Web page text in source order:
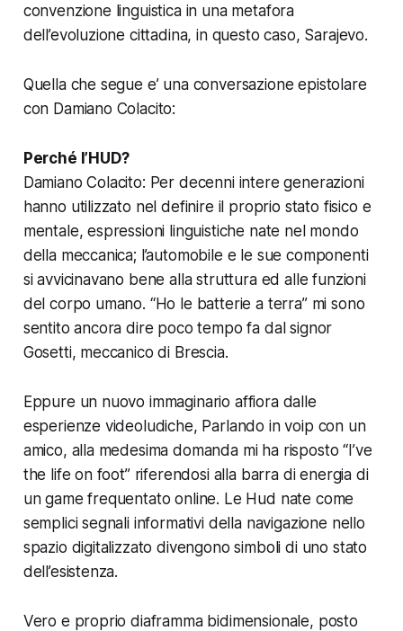
convenzione linguistica in una metafora
dell’evoluzione cittadina, in questo caso, Sarajevo.
Quella che segue e’ una conversazione epistolare
con Damiano Colacito:
Perché l’HUD?
Damiano Colacito: Per decenni intere generazioni
hanno utilizzato nel definire il proprio stato fisico e
mentale, espressioni linguistiche nate nel mondo
della meccanica; l’automobile e le sue componenti
si avvicinavano bene alla struttura ed alle funzioni
del corpo umano. “Ho le batterie a terra” mi sono
sentito ancora dire poco tempo fa dal signor
Gosetti, meccanico di Brescia.
Eppure un nuovo immaginario affiora dalle
esperienze videoludiche, Parlando in voip con un
amico, alla medesima domanda mi ha risposto “I’ve
the life on foot” riferendosi alla barra di energia di
un game frequentato online. Le Hud nate come
semplici segnali informativi della navigazione nello
spazio digitalizzato divengono simboli di uno stato
dell’esistenza.
Vero e proprio diaframma bidimensionale, posto